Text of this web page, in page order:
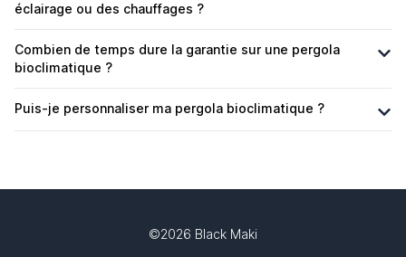
éclairage ou des chauffages ?
Combien de temps dure la garantie sur une pergola
bioclimatique ?
Puis-je personnaliser ma pergola bioclimatique ?
©2026 Black Maki